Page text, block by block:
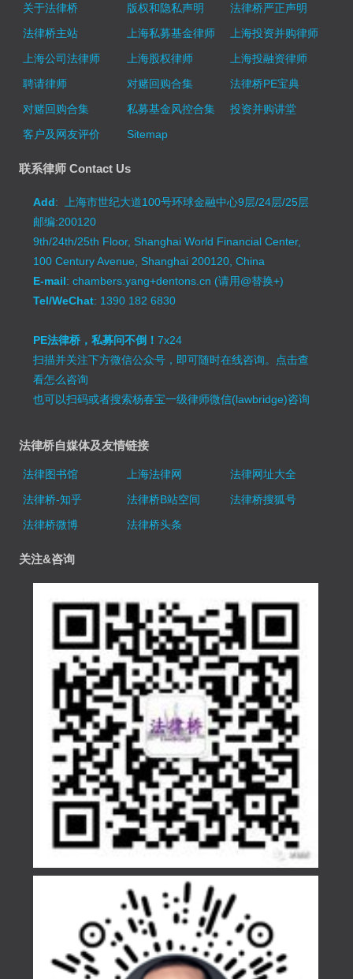
关于法律桥 版权和隐私声明
法律桥严正声明
法律桥主站
上海私募基金律师
上海投资并购律师
上海公司法律师
上海股权律师
上海投融资律师
聘请律师
对赌回购合集
法律桥PE宝典
对赌回购合集
私募基金风控合集
投资并购讲堂
客户及网友评价
Sitemap
联系律师 Contact Us
Add: 上海市世纪大道100号环球金融中心9层/24层/25层
邮编:200120
9th/24th/25th Floor, Shanghai World Financial Center,
100 Century Avenue, Shanghai 200120, China
E-mail: chambers.yang+dentons.cn (请用@替换+)
Tel/WeChat: 1390 182 6830
PE法律桥，私募问不倒！7x24
扫描并关注下方微信公众号，即可随时在线咨询。 点击查
看怎么咨询
也可以扫码或者搜索杨春宝一级律师微信(lawbridge)咨询
法律桥自媒体及友情链接
法律图书馆 上海法律网
法律网址大全
法律桥-知乎
法律桥B站空间
法律桥搜狐号
法律桥微博
法律桥头条
关注&咨询